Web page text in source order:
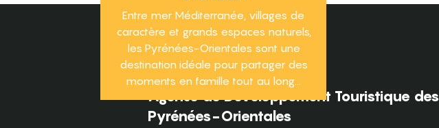
Entre mer Méditerranée, villages de
caractère et grands espaces naturels,
les Pyrénées-Orientales sont une
destination idéale pour partager des
moments en famille tout au long...
Agence de Développement Touristique des
Pyrénées-Orientales